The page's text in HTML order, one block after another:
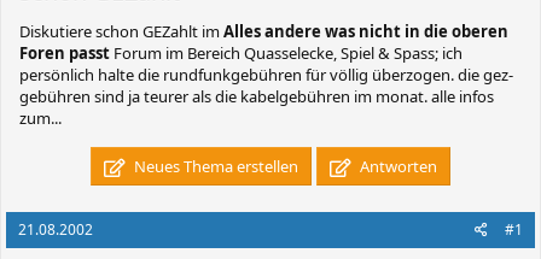
Diskutiereschon GEZahlt imAlles andere was nicht in die oberen
Foren passt Forum im Bereich Quasselecke, Spiel & Spass; ich
persönlich halte die rundfunkgebühren für völlig überzogen. die gez-
gebühren sind ja teurer als die kabelgebühren im monat. alle infos
zum...
Neues Thema erstellen Antworten
21.08.2002 #1